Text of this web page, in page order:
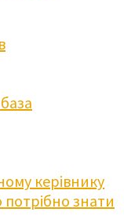
керівнику
знати